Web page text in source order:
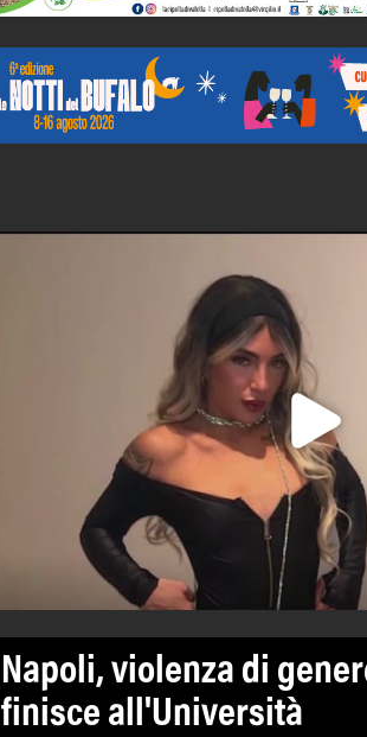
Napoli, violenza di
finisce all'Università